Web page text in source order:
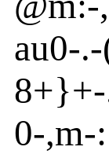
au0-.-
8+}+-
0-,m-